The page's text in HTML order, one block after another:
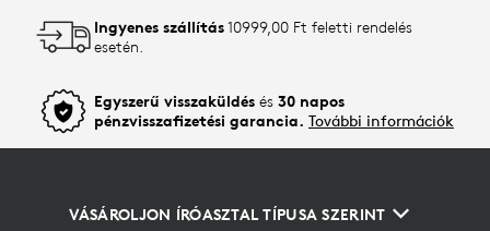
Ingyenes szállítás10999,00 Ft feletti rendelés
esetén.
Egyszerű visszaküldés és 30 napos
pénzvisszafizetési garancia. További információk
VÁSÁROLJON ÍRÓASZTAL TÍPUSA SZERINT